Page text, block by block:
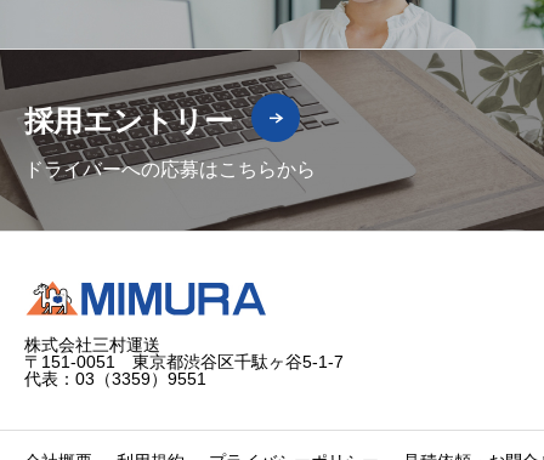
採用エントリー
ドライバーへの応募はこちらから
株式会社三村運送
〒151-0051 東京都渋谷区千駄ヶ谷5-1-7
代表：03（3359）9551